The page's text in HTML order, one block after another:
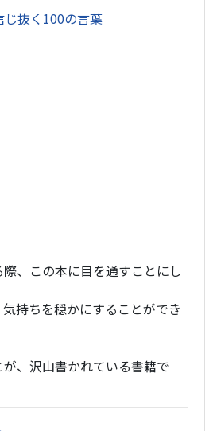
抜く100の言葉
、この本に目を通すことにし
持ちを穏かにすることができ
、沢山書かれている書籍で